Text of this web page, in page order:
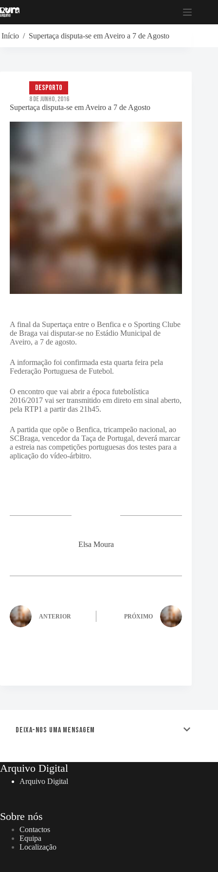
para
Início / Supertaça disputa-se em Aveiro a 7 de Agosto
Supertaça disputa-se em Aveiro a 7 de Agosto
Desporto
8 de Junho, 2016
A final da Supertaça entre o Benfica e o Sporting Clube
de Braga vai disputar-se no Estádio Municipal de
Aveiro, a 7 de agosto.
A informação foi confirmada esta quarta feira pela
Federação Portuguesa de Futebol.
O encontro que vai abrir a época futebolística
2016/2017 vai ser transmitido em direto em sinal aberto,
pela RTP1 a partir das 21h45.
A partida que opõe o Benfica, tricampeão nacional, ao
SCBraga, vencedor da Taça de Portugal, deverá marcar
a estreia nas competições portuguesas dos testes para a
aplicação do vídeo-árbitro.
Elsa Moura
ANTERIOR PRÓXIMO
Deixa-nos uma mensagem
Arquivo Digital
Arquivo Digital
Sobre nós
Contactos
Equipa
Localização